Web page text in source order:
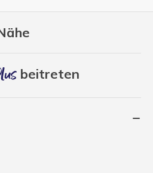
beitreten